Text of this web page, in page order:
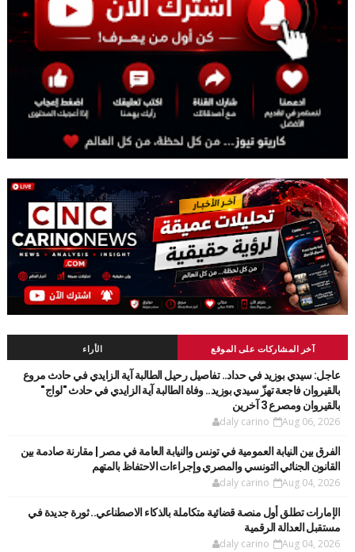
آخر المشاركات على الموقع الأراء
عاجل: سيدي بوزيد في حداد.. تفاصيل رحيل الطالبة آية الزايدي في حادث مروع
بالقيروان فاجعة تهزّ سيدي بوزيد.. وفاة الطالبة آية الزايدي في حادث "لواج"
بالقيروان ومصرع 3 آخرين
daly carino Aug 06, 2026
الفرق بين النيابة العمومية في تونس والنيابة العامة في مصر | مقارنة صادمة بين
القانون الجنائي التونسي والمصري وإجراءات الاحتفاظ بالمتهم
daly carino Aug 04, 2026
الإمارات تطلق أول منصة قضائية متكاملة بالذكاء الاصطناعي.. ثورة جديدة في
مستقبل العدالة الرقمية
daly carino Aug 04, 2026